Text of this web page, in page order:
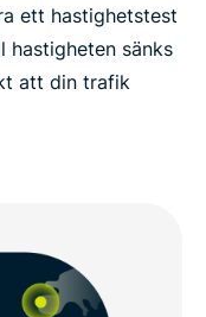
ett hastighetstest
hastigheten sänks
att din trafik